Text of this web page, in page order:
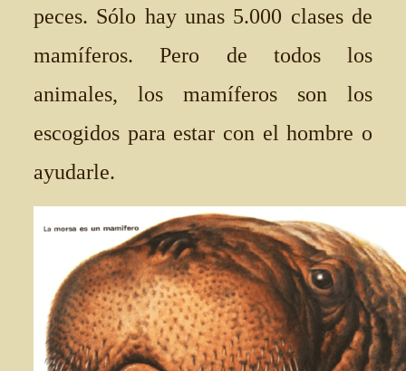
peces. Sólo hay unas 5.000 clases de
mamíferos. Pero de todos los
animales, los mamíferos son los
escogidos para estar con el hombre o
ayudarle.